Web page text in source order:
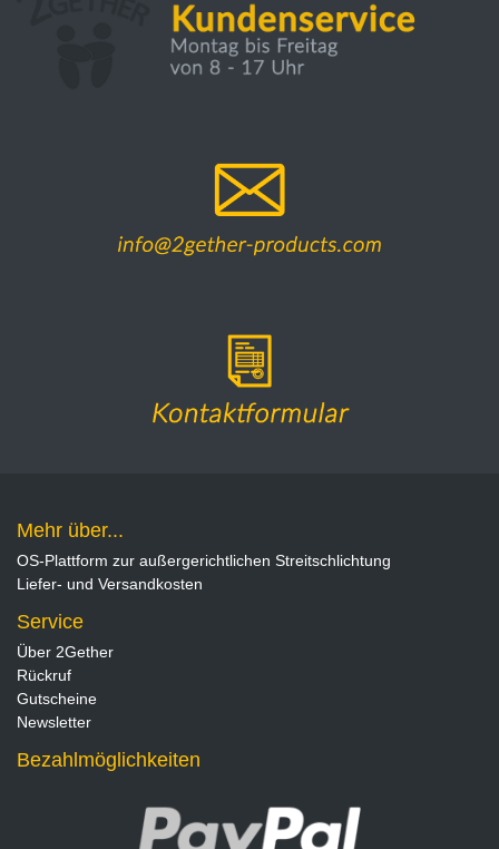
Mehr über...
OS-Plattform zur außergerichtlichen Streitschlichtung
Liefer- und Versandkosten
Service
Über 2Gether
Rückruf
Gutscheine
Newsletter
Bezahlmöglichkeiten